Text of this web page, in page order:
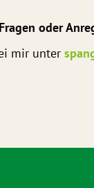
oder
mir unter